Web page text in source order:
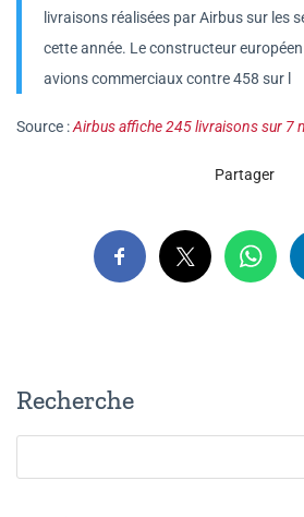
livraisons réalisées par Airbus sur les
cette année. Le constructeur
avions commerciaux contre 458 sur l
Source :Airbus affiche 245 livraisons sur 7
Partager
Recherche